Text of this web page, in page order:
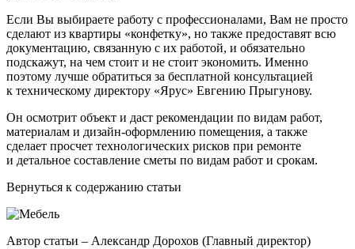
Если Вы выбираете работу с профессионалами, Вам не просто
сделают из квартиры «конфетку», но также предоставят всю
документацию, связанную с их работой, и обязательно
подскажут, на чем стоит и не стоит экономить. Именно
поэтому лучше обратиться за бесплатной консультацией
к техническому директору «Ярус» Евгению Прыгунову.
Он осмотрит объект и даст рекомендации по видам работ,
материалам и дизайн-оформлению помещения, а также
сделает просчет технологических рисков при ремонте
и детальное составление сметы по видам работ и срокам.
Вернуться к содержанию статьи
Автор статьи – Александр Дорохов (Главный директор)